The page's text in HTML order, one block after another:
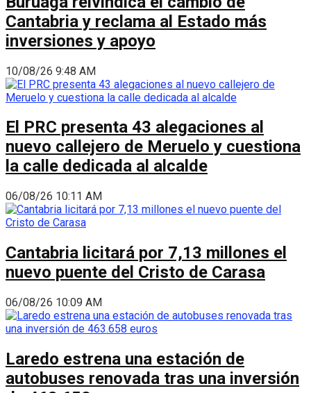
Cantabria y reclama al Estado más
inversiones y apoyo
10/08/26 9:48 AM
El PRC presenta 43 alegaciones al
nuevo callejero de Meruelo y cuestiona
la calle dedicada al alcalde
06/08/26 10:11 AM
Cantabria licitará por 7,13 millones el
nuevo puente del Cristo de Carasa
06/08/26 10:09 AM
Laredo estrena una estación de
autobuses renovada tras una inversión